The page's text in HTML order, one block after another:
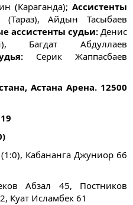
(Караганда);Ассистенты
(Тараз), Айдын Тасыбаев
ассистенты судьи: Денис
Багдат Абдуллаев
Серик Жаппасбаев
Астана Арена. 12500
Кабананга Джуниор 66
Абзал 45, Постников
Куат Исламбек 61